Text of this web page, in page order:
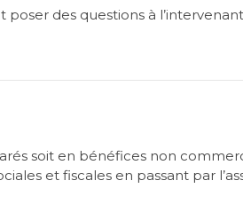
des questions à
soit en bénéfices non
et fiscales en passant par